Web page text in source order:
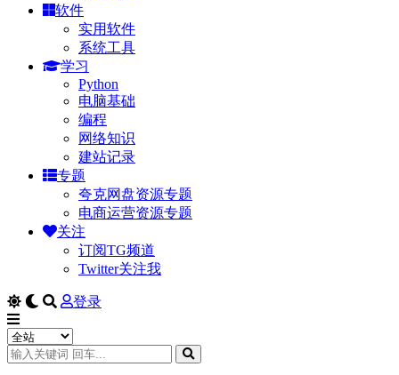
软件
实用软件
系统工具
学习
Python
电脑基础
编程
网络知识
建站记录
专题
夸克网盘资源专题
电商运营资源专题
关注
订阅TG频道
Twitter关注我
登录